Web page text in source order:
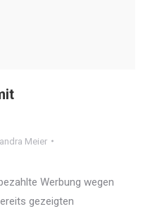
Meier
Werbung wegen
gezeigten